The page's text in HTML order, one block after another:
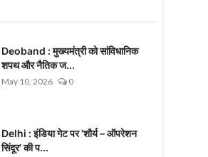
Deoband : मुख्यमंत्री को सांविधानिक
शपथ और नैतिक ज...
May 10, 2026 0
Delhi : इंडिया गेट पर 'शौर्य – ऑपरेशन
सिंदूर' की प...